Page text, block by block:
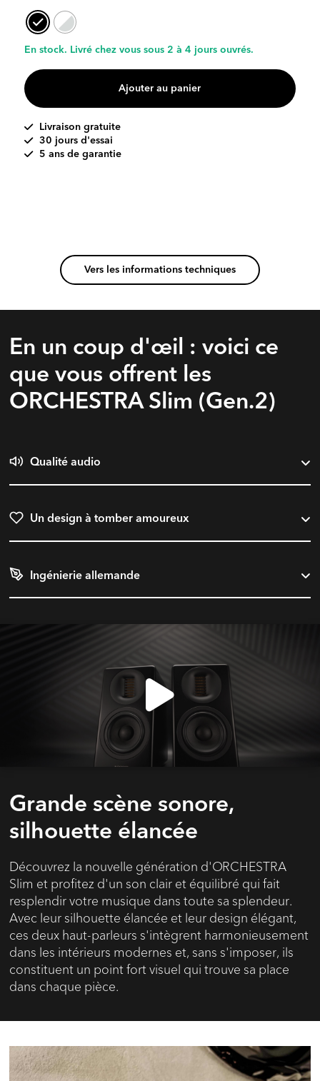
En stock. Livré chez vous sous 2 à 4 jours ouvrés.
Ajouter au panier
Livraison gratuite
30 jours d'essai
5 ans de garantie
Vers les informations techniques
En un coup d'œil : voici ce
que vous offrent les
ORCHESTRA Slim (Gen.2)
Qualité audio
Un design à tomber amoureux
Ingénierie allemande
Grande scène sonore,
silhouette élancée
Découvrez la nouvelle génération d'ORCHESTRA
Slim et profitez d'un son clair et équilibré qui fait
resplendir votre musique dans toute sa splendeur.
Avec leur silhouette élancée et leur design élégant,
ces deux haut-parleurs s'intègrent harmonieusement
dans les intérieurs modernes et, sans s'imposer, ils
constituent un point fort visuel qui trouve sa place
dans chaque pièce.